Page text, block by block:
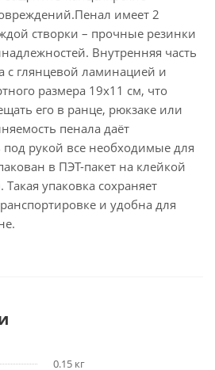
имеет 2
створки – прочные резинки
Внутренняя часть
с глянцевой ламинацией и
размера 19х11 см, что
его в ранце, рюкзаке или
пенала даёт
рукой все необходимые для
в ПЭТ-пакет на клейкой
упаковка сохраняет
и удобна для
0.15 кг